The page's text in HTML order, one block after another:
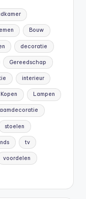
Bouw
decoratie
Gereedschap
interieur
Kopen Lampen
stoelen
tv
voordelen